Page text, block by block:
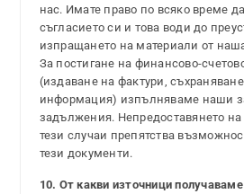
нас. Имате право по всяко време да
съгласието си и това води до
изпращането на материали от
За постигане на финансово-
(издаване на фактури,
информация) изпълняваме наши
задължения. Непредоставянето
тези случаи препятства
тези документи.
10. От какви източници